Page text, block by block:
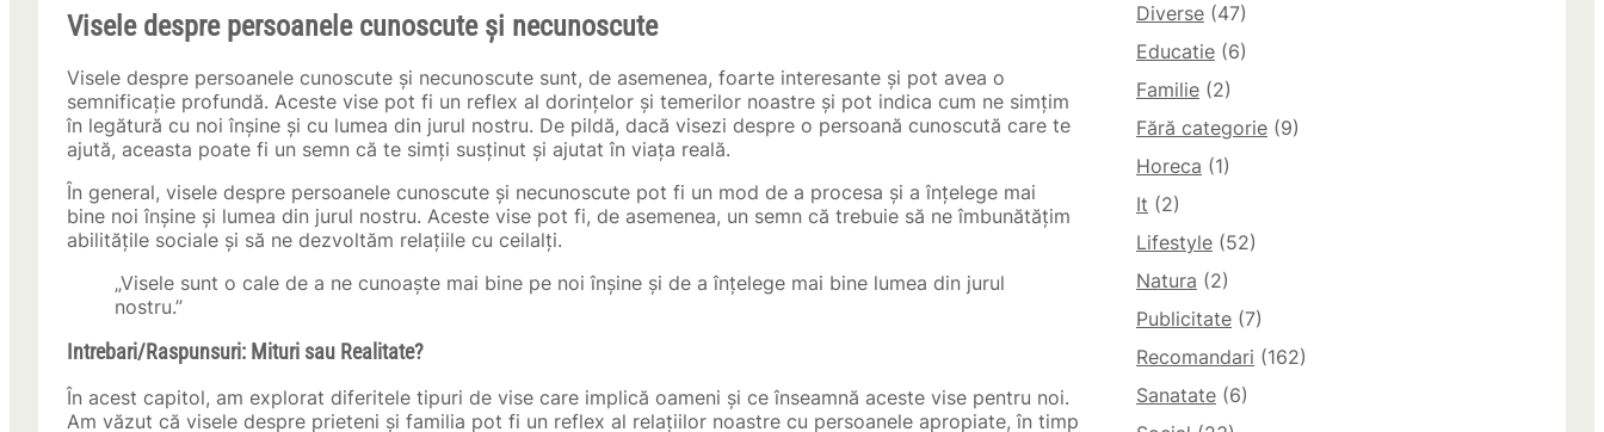
Visele despre persoanele cunoscute și necunoscute
Visele despre persoanele cunoscute și necunoscute sunt, de asemenea, foarte interesante și pot avea o
semnificație profundă. Aceste vise pot fi un reflex al dorințelor și temerilor noastre și pot indica cum ne simțim
în legătură cu noi înșine și cu lumea din jurul nostru. De pildă, dacă visezi despre o persoană cunoscută care te
ajută, aceasta poate fi un semn că te simți susținut și ajutat în viața reală.
În general, visele despre persoanele cunoscute și necunoscute pot fi un mod de a procesa și a înțelege mai
bine noi înșine și lumea din jurul nostru. Aceste vise pot fi, de asemenea, un semn că trebuie să ne îmbunătățim
abilitățile sociale și să ne dezvoltăm relațiile cu ceilalți.
„Visele sunt o cale de a ne cunoaște mai bine pe noi înșine și de a înțelege mai bine lumea din jurul
nostru.”
Intrebari/Raspunsuri: Mituri sau Realitate?
În acest capitol, am explorat diferitele tipuri de vise care implică oameni și ce înseamnă aceste vise pentru noi.
Am văzut că visele despre prieteni și familia pot fi un reflex al relațiilor noastre cu persoanele apropiate, în timp
Diverse (47)
Educatie (6)
Familie (2)
Fără categorie (9)
Horeca (1)
It (2)
Lifestyle (52)
Natura (2)
Publicitate (7)
Recomandari (162)
Sanatate (6)